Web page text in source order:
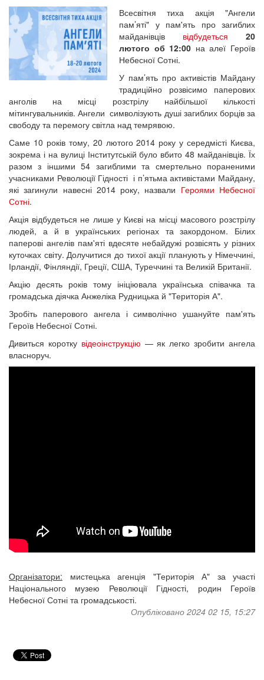
Всесвітня тиха акція "Ангели
пам’яті" у пам'ять про загиблих
майданівців відбудеться
20
лютого об 12:00 на алеї Героїв
Небесної Сотні.
У пам’ять про активістів Майдану
традиційно розвісимо паперових
анголів на місці розстрілу найбільшої кількості
мітингувальників. Ангели символізують душі загиблих борців за
свободу та перемогу світла над темрявою.
Саме 10 років тому, 20 лютого 2014 року у середмісті Києва,
зокрема і на вулиці Інститутській було вбито 48 майданівців. Їх
разом з іншими 54 загиблими та смертельно пораненими
учасниками Революції Гідності і п’ятьма активістами Майдану,
які загинули навесні 2014 року, назвали Героями Небесної
Сотні.
Акція відбудеться не лише у Києві на місці масового розстрілу
людей, а й в українських регіонах та закордоном. Білих
паперові ангелів пам'яті вдесяте небайдужі розвісять у різних
куточках світу. Долучитися до тихої акції планують у Німеччині,
Ірландії, Фінляндії, Греції, США, Туреччині та Великій Британії.
Акцію десять років тому ініціювала українська співачка та
громадська діячка Анжеліка Рудницька й "Територія А".
Зробіть паперового ангела і символічно ушануйте пам'ять
Героїв Небесної Сотні.
Дивиться коротку відеоінструкцію — як легко зробити ангела
власноруч.
Організатори: мистецька агенція "Територія А" за участі
Національного музею Революції Гідності, родин Героїв
Небесної Сотні та громадськості.
Опубліковано 2024 02 15, 15:27